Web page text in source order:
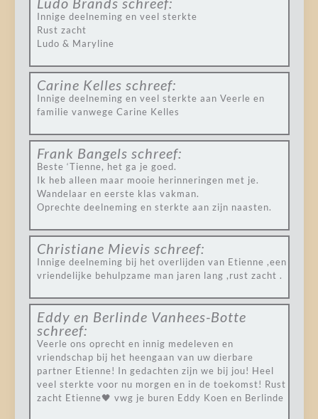
Innige deelneming en veel sterkte
Rust zacht
Ludo & Maryline
Carine Kelles schreef:
Innige deelneming en veel sterkte aan Veerle en
familie vanwege Carine Kelles
Frank Bangels schreef:
Beste ‘Tienne, het ga je goed.
Ik heb alleen maar mooie herinneringen met je.
Wandelaar en eerste klas vakman.
Oprechte deelneming en sterkte aan zijn naasten.
Christiane Mievis schreef:
Innige deelneming bij het overlijden van Etienne ,een
vriendelijke behulpzame man jaren lang ,rust zacht .
Eddy en Berlinde Vanhees-Botte
schreef:
Veerle ons oprecht en innig medeleven en
vriendschap bij het heengaan van uw dierbare
partner Etienne! In gedachten zijn we bij jou! Heel
veel sterkte voor nu morgen en in de toekomst! Rust
zacht Etienne🖤 vwg je buren Eddy Koen en Berlinde